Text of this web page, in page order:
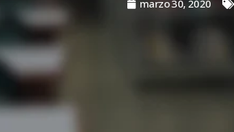
marzo 30, 2020